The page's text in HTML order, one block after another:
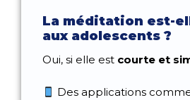
La méditation est-
aux adolescents ?
Oui, si elle est courte et
Des applications